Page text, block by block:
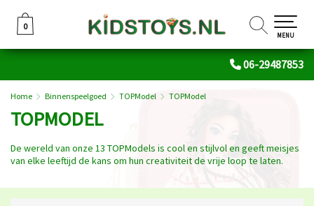
06-29487853
0
0
MENU
Home Binnenspeelgoed TOPModel TOPModel
TOPMODEL
De wereld van onze 13 TOPModels is cool en stijlvol en geeft meisjes
van elke leeftijd de kans om hun creativiteit de vrije loop te laten.